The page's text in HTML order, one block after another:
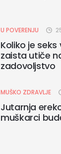
U POVERENJU
Koliko je seks
zaista utiče
zadovoljstvo
MUŠKO ZDRAVLJE
Jutarnja
muškarci